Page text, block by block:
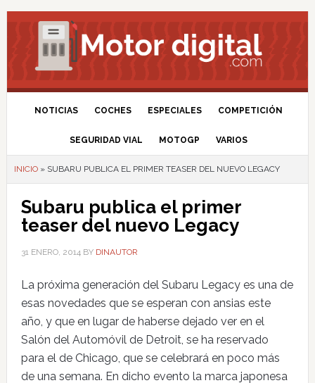
NOTICIAS COCHES ESPECIALES COMPETICIÓN
SEGURIDAD VIAL MOTOGP VARIOS
INICIO» SUBARU PUBLICA EL PRIMER TEASER DEL NUEVO LEGACY
Subaru publica el primer
teaser del nuevo Legacy
31 ENERO, 2014BY DINAUTOR
La próxima generación del Subaru Legacy es una de
esas novedades que se esperan con ansias este
año, y que en lugar de haberse dejado ver en el
Salón del Automóvil de Detroit, se ha reservado
para el de Chicago, que se celebrará en poco más
de una semana. En dicho evento la marca japonesa